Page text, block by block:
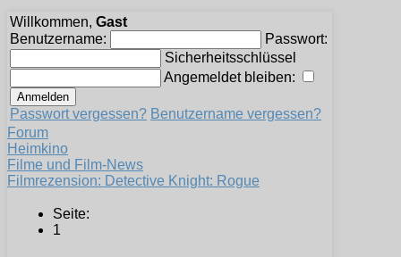
Willkommen, Gast
Benutzername:
Passwort:
Sicherheitsschlüssel
Angemeldet bleiben:
Passwort vergessen? Benutzername vergessen?
Forum
Heimkino
Filme und Film-News
Filmrezension: Detective Knight: Rogue
Seite:
1